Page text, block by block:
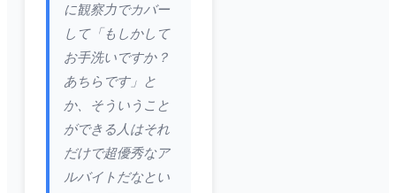
に観察力でカバー
して「もしかして
お手洗いですか？
あちらです」と
か、そういうこと
ができる人はそれ
だけで超優秀なア
ルバイトだなとい